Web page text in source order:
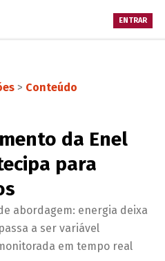
ENTRAR
> Conteúdo
da Enel
para
abordagem: energia deixa
a ser variável
em tempo real